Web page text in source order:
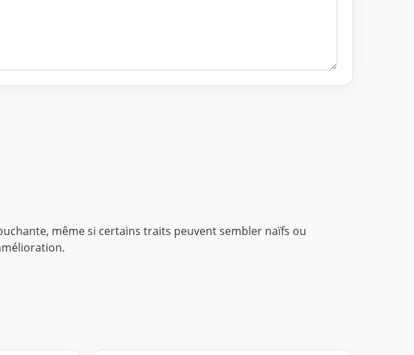
même si certains traits peuvent sembler naïfs ou